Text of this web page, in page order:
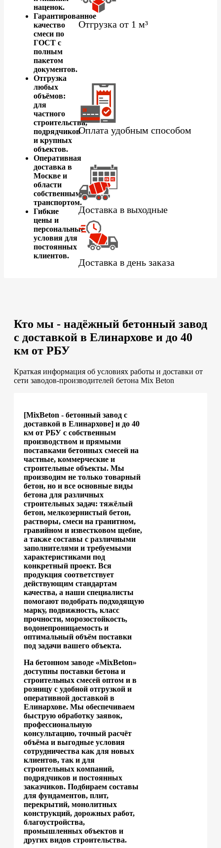
наценок.
Гарантированное
качество
смеси по
ГОСТ с
полным
пакетом
документов.
Отгрузка
любых
объёмов:
для
частного
строительства,
подрядчиков
и крупных
объектов.
Оперативная
доставка в
Москве и
области
собственным
транспортом.
Гибкие
цены и
персональные
условия для
постоянных
клиентов.
Отгрузка от 1 м³
Оплата удобным способом
Доставка в выходные
Доставка в день заказа
Кто мы - надёжный бетонный завод
с доставкой в Елинархове и до 40
км от РБУ
Краткая информация об условиях работы и доставки от
сети заводов-производителей бетона Mix Beton
[MixBeton - бетонный завод с
доставкой в Елинархове] и до 40
км от РБУ с собственным
производством и прямыми
поставками бетонных смесей на
частные, коммерческие и
строительные объекты. Мы
производим не только товарный
бетон, но и все основные виды
бетона для различных
строительных задач: тяжёлый
бетон, мелкозернистый бетон,
растворы, смеси на гранитном,
гравийном и известковом щебне,
а также составы с различными
заполнителями и требуемыми
характеристиками под
конкретный проект. Вся
продукция соответствует
действующим стандартам
качества, а наши специалисты
помогают подобрать подходящую
марку, подвижность, класс
прочности, морозостойкость,
водонепроницаемость и
оптимальный объём поставки
под задачи вашего объекта.
На бетонном заводе «MixBeton»
доступны поставки бетона и
строительных смесей оптом и в
розницу с удобной отгрузкой и
оперативной доставкой в
Елинархове. Мы обеспечиваем
быструю обработку заявок,
профессиональную
консультацию, точный расчёт
объёма и выгодные условия
сотрудничества как для новых
клиентов, так и для
строительных компаний,
подрядчиков и постоянных
заказчиков. Подбираем составы
для фундаментов, плит,
перекрытий, монолитных
конструкций, дорожных работ,
благоустройства,
промышленных объектов и
других видов строительства.